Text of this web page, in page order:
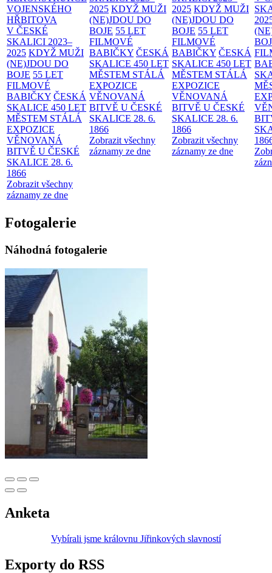
VOJENSKÉHO
HŘBITOVA
V ČESKÉ
SKALICI 2023–
2025 KDYŽ MUŽI
(NE)JDOU DO
BOJE 55 LET
FILMOVÉ
BABIČKY ČESKÁ
SKALICE 450 LET
MĚSTEM STÁLÁ
EXPOZICE
VĚNOVANÁ
BITVĚ U ČESKÉ
SKALICE 28. 6.
1866
Zobrazit všechny
záznamy ze dne
2025 KDYŽ MUŽI
(NE)JDOU DO
BOJE 55 LET
FILMOVÉ
BABIČKY ČESKÁ
SKALICE 450 LET
MĚSTEM STÁLÁ
EXPOZICE
VĚNOVANÁ
BITVĚ U ČESKÉ
SKALICE 28. 6.
1866
Zobrazit všechny
záznamy ze dne
2025 KDYŽ MUŽI
(NE)JDOU DO
BOJE 55 LET
FILMOVÉ
BABIČKY ČESKÁ
SKALICE 450 LET
MĚSTEM STÁLÁ
EXPOZICE
VĚNOVANÁ
BITVĚ U ČESKÉ
SKALICE 28. 6.
1866
Zobrazit všechny
záznamy ze dne
Fotogalerie
Náhodná fotogalerie
Anketa
Vybírali jsme královnu Jiřinkových slavností
Exporty do RSS